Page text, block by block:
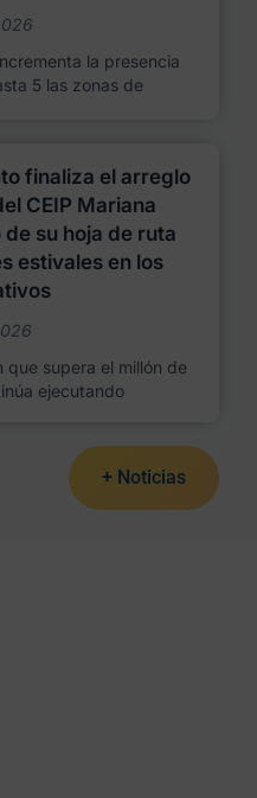
la presencia
5 las zonas de
finaliza el arreglo
CEIP Mariana
su hoja de ruta
estivales en los
que supera el millón de
ejecutando
+ Noticias